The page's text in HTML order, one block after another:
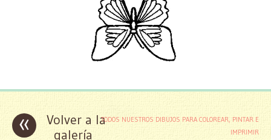
«
Volver a la
galería
TODOS NUESTROS DIBUJOS PARA COLOREAR, PINTAR E
IMPRIMIR